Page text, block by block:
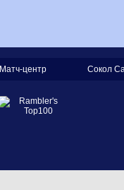
Матч-центр Сокол